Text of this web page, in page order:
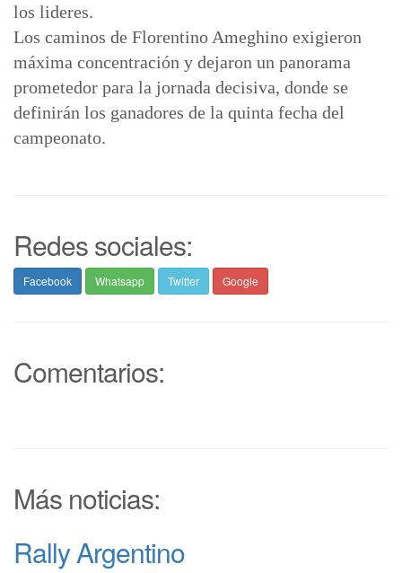
los lideres.
Los caminos de Florentino Ameghino exigieron
máxima concentración y dejaron un panorama
prometedor para la jornada decisiva, donde se
definirán los ganadores de la quinta fecha del
campeonato.
Redes sociales:
Facebook Whatsapp Twitter Google
Comentarios:
Más noticias:
Rally Argentino